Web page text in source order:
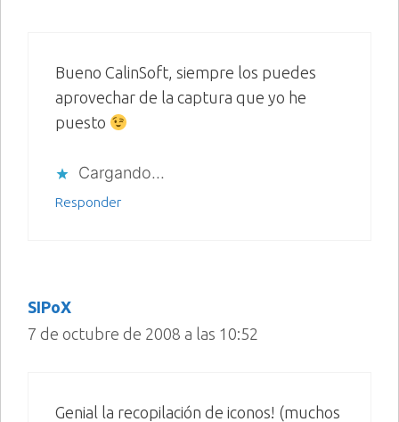
Bueno CalinSoft, siempre los puedes
aprovechar de la captura que yo he
puesto
Cargando...
Responder
SIPoX
7 de octubre de 2008 a las 10:52
Genial la recopilación de iconos! (muchos